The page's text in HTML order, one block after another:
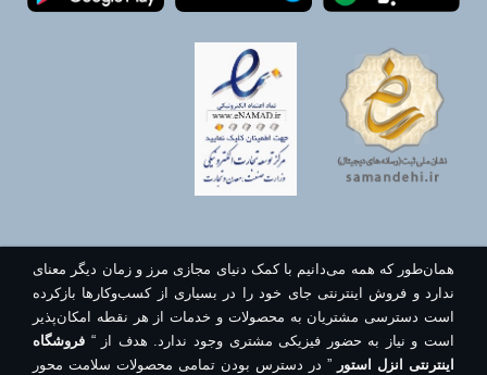
همان‌طور که همه می‌دانیم با کمک دنیای مجازی مرز و زمان دیگر معنای
ندارد و فروش اینترنتی جای خود را در بسیاری از کسب‌وکارها بازکرده
است دسترسی مشتریان به محصولات و خدمات از هر نقطه امکان‌پذیر
است و نیاز به حضور فیزیکی مشتری وجود ندارد. هدف از “ فروشگاه
اینترنتی انزل استور” در دسترس بودن تمامی محصولات سلامت محور